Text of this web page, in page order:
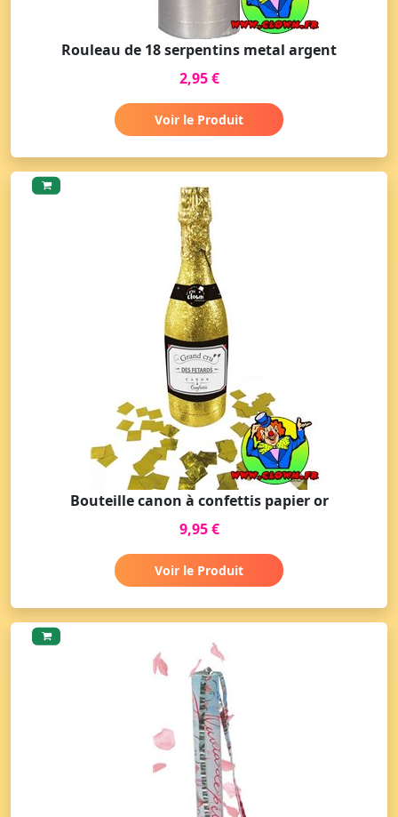
Rouleau de 18 serpentins metal argent
2,95 €
Voir le Produit
Bouteille canon à confettis papier or
9,95 €
Voir le Produit